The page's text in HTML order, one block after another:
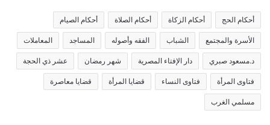
أحكام الحج أحكام الزكاة أحكام الصلاة أحكام الصيام
الأسرة والمجتمع الشباب الفقه وأصوله المساجد المعاملات
د.مسعود صبري دار الإفتاء المصرية شهر رمضان عشر ذي الحجة
فتاوى المرأة فتاوى النساء قضايا المرأة قضايا معاصرة
مسلمي الغرب